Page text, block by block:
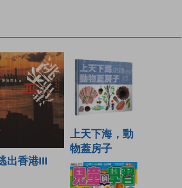
出香港III
上天下海，動
物蓋房子